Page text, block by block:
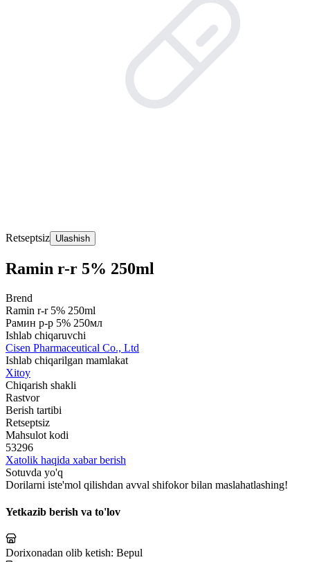
Retseptsiz Ulashish
Ramin r-r 5% 250ml
Brend
Ramin r-r 5% 250ml
Рамин р-р 5% 250мл
Ishlab chiqaruvchi
Cisen Pharmaceutical Co., Ltd
Ishlab chiqarilgan mamlakat
Xitoy
Chiqarish shakli
Rastvor
Berish tartibi
Retseptsiz
Mahsulot kodi
53296
Xatolik haqida xabar berish
Sotuvda yo'q
Dorilarni iste'mol qilishdan avval shifokor bilan maslahatlashing!
Yetkazib berish va to'lov
Dorixonadan olib ketish: Bepul